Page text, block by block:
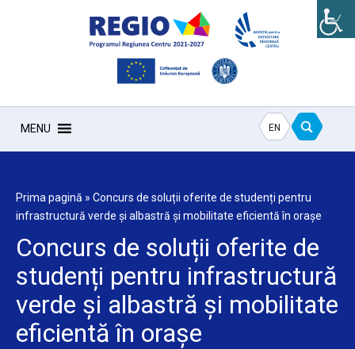
MENU EN
Prima pagină » Concurs de soluții oferite de studenți pentru
infrastructură verde și albastră și mobilitate eficientă în orașe
Concurs de soluții oferite de
studenți pentru infrastructură
verde și albastră și mobilitate
eficientă în orașe